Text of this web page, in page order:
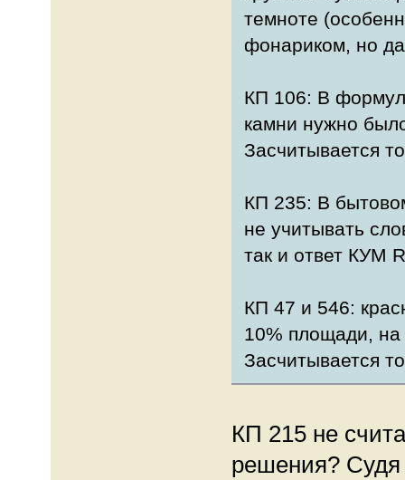
темноте
фонариком, но
КП 106: В
камни нужно
Засчитывается
КП 235: В
не учитывать
так и ответ КУМ
КП 47 и 546:
10% площади, на
Засчитывается
КП 215 не
решения? Судя